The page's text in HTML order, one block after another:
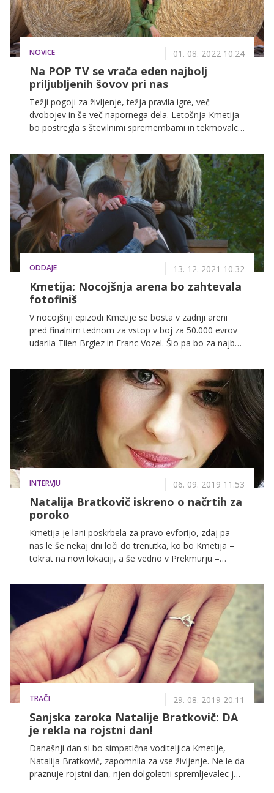
NOVICE 01. 08. 2022 10.24
Na POP TV se vrača eden najbolj
priljubljenih šovov pri nas
Težji pogoji za življenje, težja pravila igre, več
dvobojev in še več napornega dela. Letošnja Kmetija
bo postregla s številnimi spremembami in tekmovalci
skrbeti za posestvo brez modernih orodij ter
pripomočkov. Pri tem pa bo pred njimi seveda še en
kup izzivov.
ODDAJE 13. 12. 2021 10.32
Kmetija: Nocojšnja arena bo zahtevala
fotofiniš
V nocojšnji epizodi Kmetije se bosta v zadnji areni
pred finalnim tednom za vstop v boj za 50.000 evrov
udarila Tilen Brglez in Franc Vozel. Šlo pa bo za najbolj
voditeljica Natalija Bratkovič, je šlo za pravi fotofiniš,
ki ga je bilo treba še dodatno pregledati.
INTERVJU 06. 09. 2019 11.53
Natalija Bratkovič iskreno o načrtih za
poroko
Kmetija je lani poskrbela za pravo evforijo, zdaj pa
nas le še nekaj dni loči do trenutka, ko bo Kmetija –
tokrat na novi lokaciji, a še vedno v Prekmurju –
je za portal Zadovoljna.si ekskluzivno spregovorila o
tem, kaj naj pripravljajo, seveda pa nismo mogli niti
mimo njene zaroke, ki se je pred dnevi zgodila prav na
njen rojstni dan.
TRAČI 29. 08. 2019 20.11
Sanjska zaroka Natalije Bratkovič: DA
je rekla na rojstni dan!
Današnji dan si bo simpatična voditeljica Kmetije,
Natalija Bratkovič, zapomnila za vse življenje. Ne le da
praznuje rojstni dan, njen dolgoletni spremljevalec jo